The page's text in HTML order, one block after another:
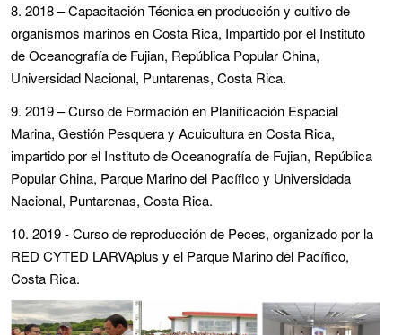
8. 2018 – Capacitación Técnica en producción y cultivo de
organismos marinos en Costa Rica, Impartido por el Instituto
de Oceanografía de Fujian, República Popular China,
Universidad Nacional, Puntarenas, Costa Rica.
9. 2019 – Curso de Formación en Planificación Espacial
Marina, Gestión Pesquera y Acuicultura en Costa Rica,
impartido por el Instituto de Oceanografía de Fujian, República
Popular China, Parque Marino del Pacífico y Universidada
Nacional, Puntarenas, Costa Rica.
10. 2019 - Curso de reproducción de Peces, organizado por la
RED CYTED LARVAplus y el Parque Marino del Pacífico,
Costa Rica.